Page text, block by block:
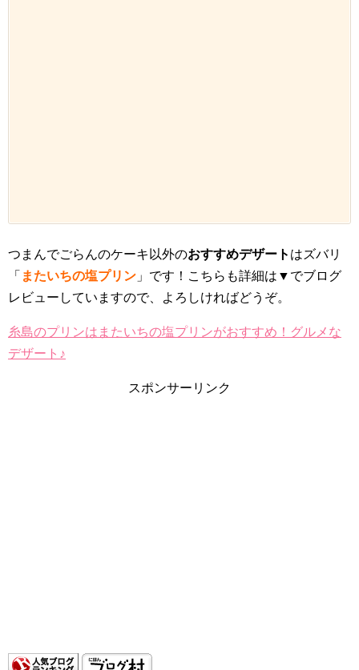
つまんでごらんのケーキ以外のおすすめデザート はズバリ
「 またいちの塩プリン 」です！こちらも詳細は▼でブログ
レビューしていますので、よろしければどうぞ。
糸島のプリンはまたいちの塩プリンがおすすめ！グルメな
デザート♪
スポンサーリンク